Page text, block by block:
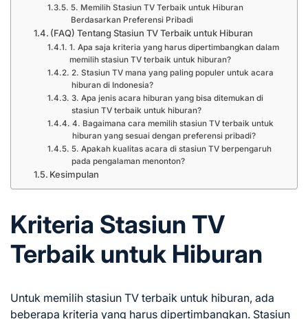
5. Memilih Stasiun TV Terbaik untuk Hiburan
Berdasarkan Preferensi Pribadi
(FAQ) Tentang Stasiun TV Terbaik untuk Hiburan
1. Apa saja kriteria yang harus dipertimbangkan dalam
memilih stasiun TV terbaik untuk hiburan?
2. Stasiun TV mana yang paling populer untuk acara
hiburan di Indonesia?
3. Apa jenis acara hiburan yang bisa ditemukan di
stasiun TV terbaik untuk hiburan?
4. Bagaimana cara memilih stasiun TV terbaik untuk
hiburan yang sesuai dengan preferensi pribadi?
5. Apakah kualitas acara di stasiun TV berpengaruh
pada pengalaman menonton?
Kesimpulan
Kriteria Stasiun TV
Terbaik untuk Hiburan
Untuk memilih stasiun TV terbaik untuk hiburan, ada
beberapa kriteria yang harus dipertimbangkan. Stasiun